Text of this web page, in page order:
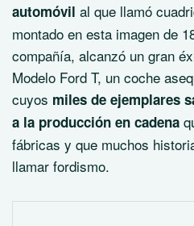
automóvil al que llamó
montado en esta imagen de
compañía, alcanzó un gran
Modelo Ford T, un coche
cuyos miles de ejemplares
a la producción en cadena
fábricas y que muchos
llamar fordismo.